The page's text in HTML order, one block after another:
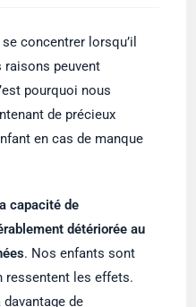
concentrer lorsqu’il
raisons peuvent
pourquoi nous
de précieux
en cas de manque
la capacité de
détériorée au
. Nos enfants sont
ressentent les effets.
de